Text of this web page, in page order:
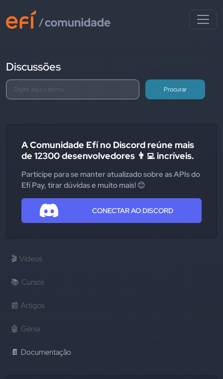
Discussões
Procurar
A Comunidade Efí no Discord reúne mais
de 12300 desenvolvedores 👨‍💻 incríveis.
Participe para se manter atualizado sobre as APIs do
Efí Pay, tirar dúvidas e muito mais! 😊
CONECTAR AO DISCORD
🎬 Vídeos
📚 Cursos
📰 Artigos
🤖 Gênia
📄 Documentação